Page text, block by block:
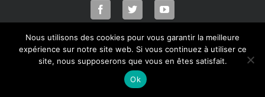
Nous utilisons des cookies pour vous garantir la meilleure
expérience sur notre site web. Si vous continuez à utiliser ce
site, nous supposerons que vous en êtes satisfait.
Ok